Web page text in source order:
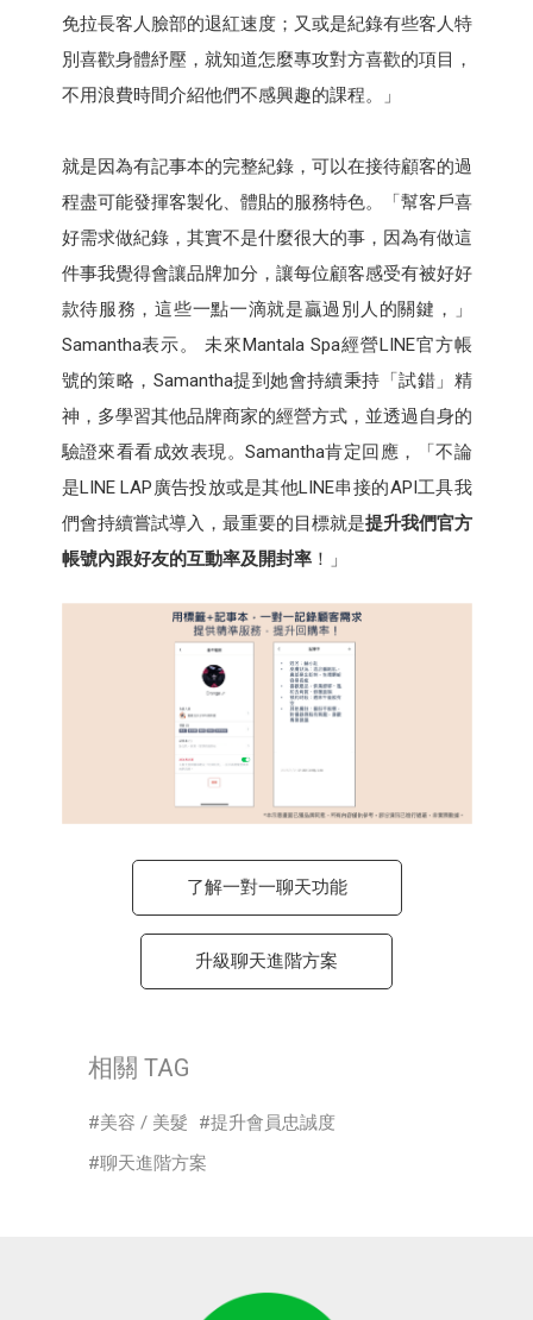
免拉長客人臉部的退紅速度；又或是紀錄有些客人特
別喜歡身體紓壓，就知道怎麼專攻對方喜歡的項目，
不用浪費時間介紹他們不感興趣的課程。」
就是因為有記事本的完整紀錄，可以在接待顧客的過
程盡可能發揮客製化、體貼的服務特色。「幫客戶喜
好需求做紀錄，其實不是什麼很大的事，因為有做這
件事我覺得會讓品牌加分，讓每位顧客感受有被好好
款待服務，這些一點一滴就是贏過別人的關鍵，」
Samantha表示。 未來Mantala Spa經營LINE官方帳
號的策略，Samantha提到她會持續秉持「試錯」精
神，多學習其他品牌商家的經營方式，並透過自身的
驗證來看看成效表現。Samantha肯定回應，「不論
是LINE LAP廣告投放或是其他LINE串接的API工具我
們會持續嘗試導入，最重要的目標就是提升我們官方
帳號內跟好友的互動率及開封率！」
了解一對一聊天功能
升級聊天進階方案
相關 TAG
美容 / 美髮
提升會員忠誠度
聊天進階方案